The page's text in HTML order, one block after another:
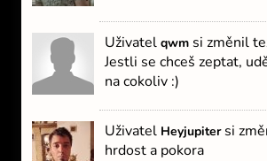
Uživatel qwm si změnil
Jestli se chceš zeptat,
na cokoliv :)
Uživatel Heyjupitersi
hrdost a pokora